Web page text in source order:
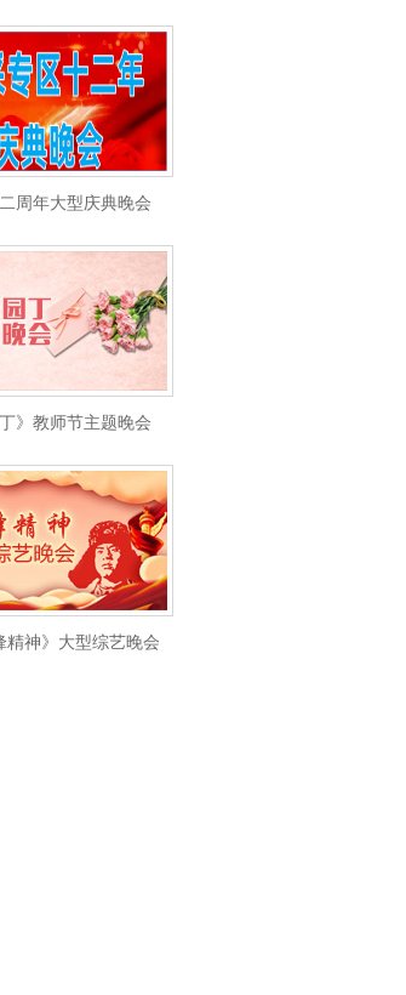
周年大型庆典晚会
》教师节主题晚会
精神》大型综艺晚会